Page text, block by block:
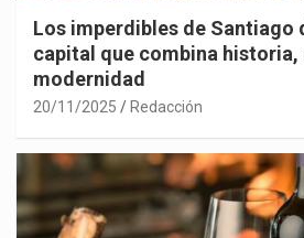
Los imperdibles de Santiago
capital que combina historia,
modernidad
20/11/2025 Redacción